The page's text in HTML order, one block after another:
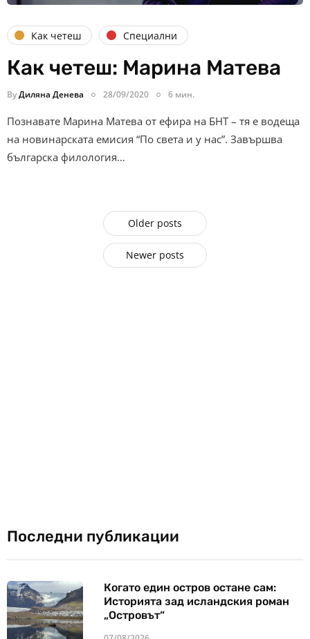
Как четеш Специални
Как четеш: Марина Матева
ByДиляна Денева 28/09/2020 6 мин.
Познавате Марина Матева от ефира на БНТ – тя е водеща
на новинарската емисия “По света и у нас”. Завършва
българска филология…
Older posts
Newer posts
Последни публикации
Когато един остров остане сам:
Историята зад исландския роман
„Островът“